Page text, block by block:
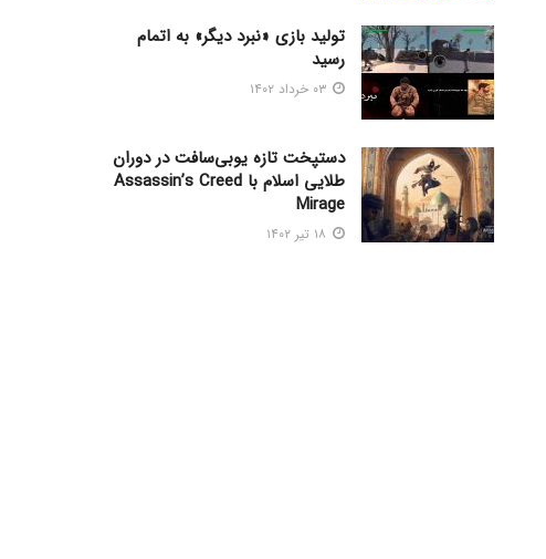
تولید بازی «نبرد دیگر» به اتمام
رسید
دستپخت تازه یوبی‌سافت در دوران
طلایی اسلام با Assassin’s Creed
Mirage